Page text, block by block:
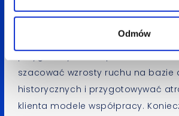
Odmów
Planując pozycjonowanie w
szacować wzrosty ruchu na bazie
historycznych i przygotowywać
klienta modele współpracy.